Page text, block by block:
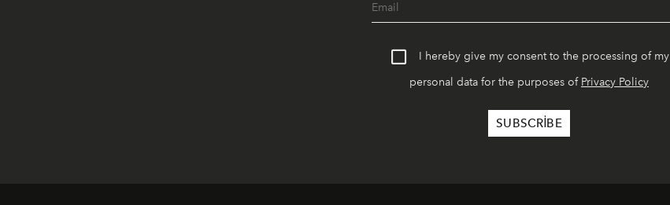
I hereby give my consent to the processing of my
personal data for the purposes of Privacy Policy